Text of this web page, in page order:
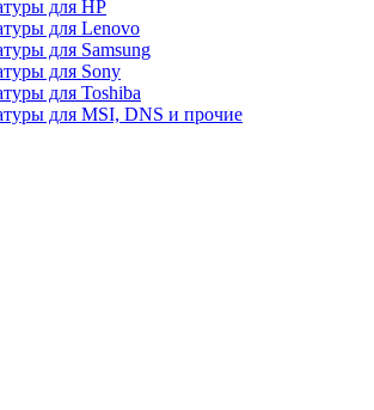
для HP
для Lenovo
для Samsung
для Sony
для Toshiba
для MSI, DNS и прочие